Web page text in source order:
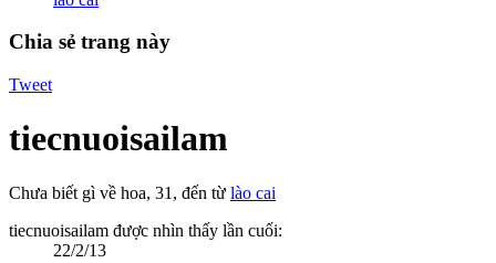
Chia sẻ trang này
Tweet
tiecnuoisailam
Chưa biết gì về hoa, 31, đến từ lào cai
tiecnuoisailam được nhìn thấy lần cuối:
22/2/13